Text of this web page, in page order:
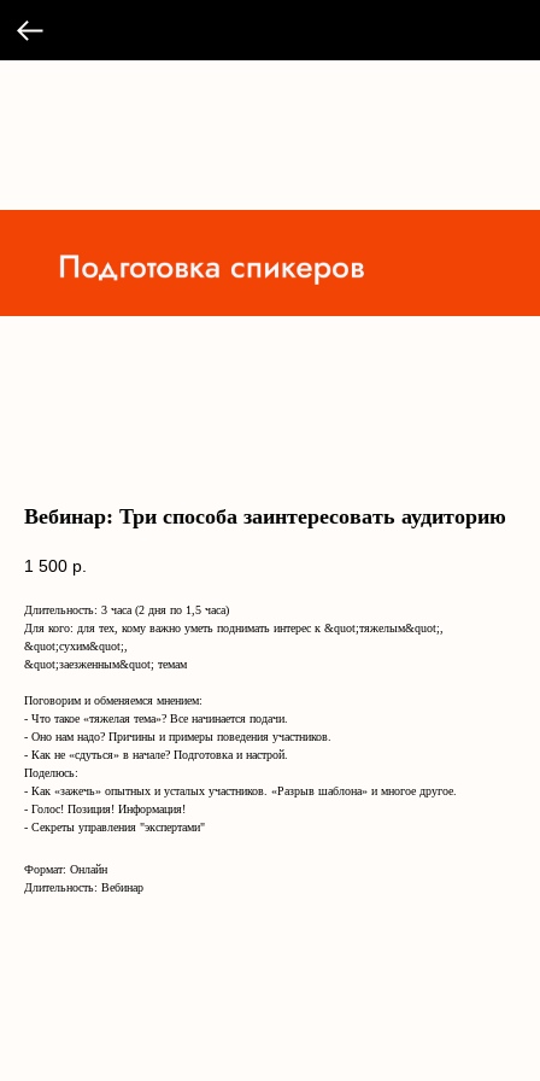
Вебинар: Три способа заинтересовать аудиторию
1 500 р.
Длительность: 3 часа (2 дня по 1,5 часа)
Для кого: для тех, кому важно уметь поднимать интерес к &quot;тяжелым&quot;,
&quot;сухим&quot;,
&quot;заезженным&quot; темам
Поговорим и обменяемся мнением:
- Что такое «тяжелая тема»? Все начинается подачи.
- Оно нам надо? Причины и примеры поведения участников.
- Как не «сдуться» в начале? Подготовка и настрой.
Поделюсь:
- Как «зажечь» опытных и усталых участников. «Разрыв шаблона» и многое другое.
- Голос! Позиция! Информация!
- Секреты управления "экспертами"
Формат: Онлайн
Длительность: Вебинар